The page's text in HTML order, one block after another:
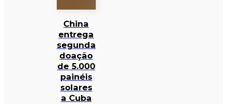
China
entrega
segunda
doação
de 5.000
painéis
solares
a Cuba